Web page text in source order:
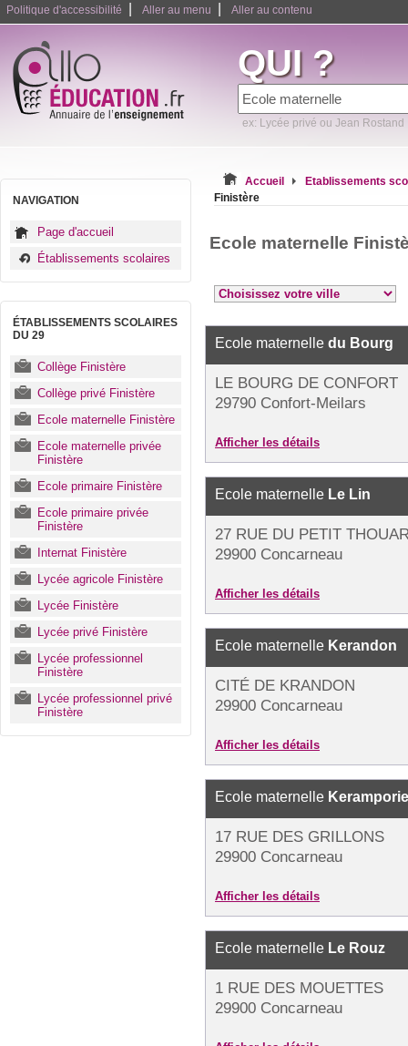
Politique d'accessibilité Aller au menu Aller au contenu
QUI ?
ex: Lycée privé ou Jean Rostand
NAVIGATION
Page d'accueil
Établissements scolaires
ÉTABLISSEMENTS SCOLAIRES
DU 29
Collège Finistère
Collège privé Finistère
Ecole maternelle Finistère
Ecole maternelle privée
Finistère
Ecole primaire Finistère
Ecole primaire privée
Finistère
Internat Finistère
Lycée agricole Finistère
Lycée Finistère
Lycée privé Finistère
Lycée professionnel
Finistère
Lycée professionnel privé
Finistère
Accueil
Etablissements
Finistère
Ecole maternelle
Ecole maternelle du Bourg
LE BOURG DE CONFORT
29790 Confort-Meilars
Afficher les détails
Ecole maternelle Le Lin
27 RUE DU PETIT
29900 Concarneau
Afficher les détails
Ecole maternelle Kerandon
CITÉ DE KRANDON
29900 Concarneau
Afficher les détails
Ecole maternelle
17 RUE DES GRILLONS
29900 Concarneau
Afficher les détails
Ecole maternelle Le Rouz
1 RUE DES MOUETTES
29900 Concarneau